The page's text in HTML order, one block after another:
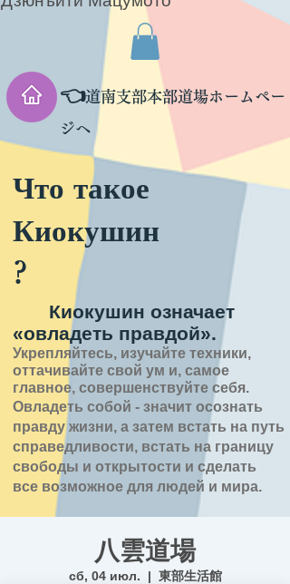
👈道南支部本部道場ホームペー
ジへ
Что такое
Киокушин
?
Киокушин означает
«овладеть правдой».
Укрепляйтесь, изучайте техники,
оттачивайте свой ум и, самое
главное, совершенствуйте себя.
Овладеть собой - значит осознать
правду жизни, а затем встать на путь
справедливости, встать на границу
свободы и открытости и сделать
все возможное для людей и мира.
八雲道場
сб, 04 июл.
  |
東部生活館